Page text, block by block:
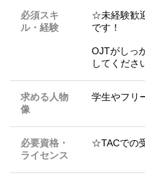
必須スキ
ル・経験
☆未経験歓
です！
OJTがしっ
してくださ
求める人物
像
学生やフリ
必要資格・
ライセンス
☆TACでの